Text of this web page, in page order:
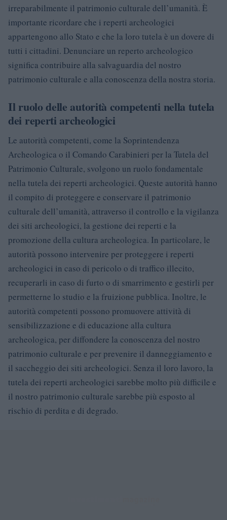
irreparabilmente il patrimonio culturale dell’umanità. È
importante ricordare che i reperti archeologici
appartengono allo Stato e che la loro tutela è un dovere di
tutti i cittadini. Denunciare un reperto archeologico
significa contribuire alla salvaguardia del nostro
patrimonio culturale e alla conoscenza della nostra storia.
Il ruolo delle autorità competenti nella tutela
dei reperti archeologici
Le autorità competenti, come la Soprintendenza
Archeologica o il Comando Carabinieri per la Tutela del
Patrimonio Culturale, svolgono un ruolo fondamentale
nella tutela dei reperti archeologici. Queste autorità hanno
il compito di proteggere e conservare il patrimonio
culturale dell’umanità, attraverso il controllo e la vigilanza
dei siti archeologici, la gestione dei reperti e la
promozione della cultura archeologica. In particolare, le
autorità possono intervenire per proteggere i reperti
archeologici in caso di pericolo o di traffico illecito,
recuperarli in caso di furto o di smarrimento e gestirli per
permetterne lo studio e la fruizione pubblica. Inoltre, le
autorità competenti possono promuovere attività di
sensibilizzazione e di educazione alla cultura
archeologica, per diffondere la conoscenza del nostro
patrimonio culturale e per prevenire il danneggiamento e
il saccheggio dei siti archeologici. Senza il loro lavoro, la
tutela dei reperti archeologici sarebbe molto più difficile e
il nostro patrimonio culturale sarebbe più esposto al
rischio di perdita e di degrado.